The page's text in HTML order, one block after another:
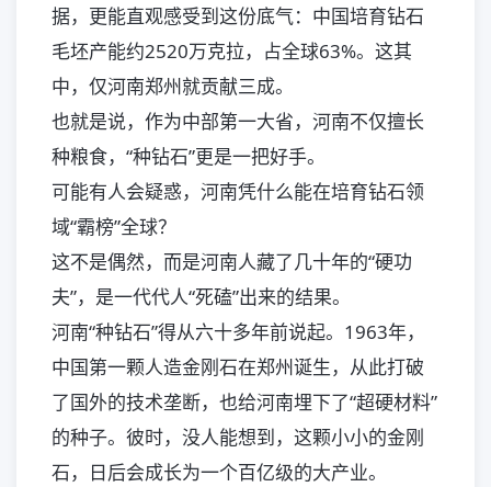
据，更能直观感受到这份底气：中国培育钻石
毛坯产能约2520万克拉，占全球63%。这其
中，仅河南郑州就贡献三成。
也就是说，作为中部第一大省，河南不仅擅长
种粮食，“种钻石”更是一把好手。
可能有人会疑惑，河南凭什么能在培育钻石领
域“霸榜”全球？
这不是偶然，而是河南人藏了几十年的“硬功
夫”，是一代代人“死磕”出来的结果。
河南“种钻石”得从六十多年前说起。1963年，
中国第一颗人造金刚石在郑州诞生，从此打破
了国外的技术垄断，也给河南埋下了“超硬材料”
的种子。彼时，没人能想到，这颗小小的金刚
石，日后会成长为一个百亿级的大产业。